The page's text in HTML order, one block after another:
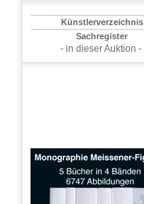
Künstlerverzeichnis
Sachregister
- in dieser Auktion -